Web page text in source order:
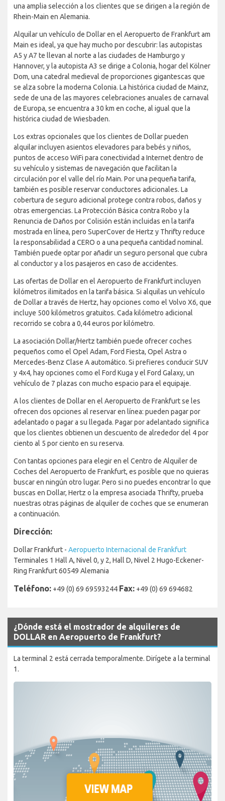
una amplia selección a los clientes que se dirigen a la región de
Rhein-Main en Alemania.
Alquilar un vehículo de Dollar en el Aeropuerto de Frankfurt am
Main es ideal, ya que hay mucho por descubrir: las autopistas
A5 y A7 te llevan al norte a las ciudades de Hamburgo y
Hannover, y la autopista A3 se dirige a Colonia, hogar del Kölner
Dom, una catedral medieval de proporciones gigantescas que
se alza sobre la moderna Colonia. La histórica ciudad de Mainz,
sede de una de las mayores celebraciones anuales de carnaval
de Europa, se encuentra a 30 km en coche, al igual que la
histórica ciudad de Wiesbaden.
Los extras opcionales que los clientes de Dollar pueden
alquilar incluyen asientos elevadores para bebés y niños,
puntos de acceso WiFi para conectividad a Internet dentro de
su vehículo y sistemas de navegación que facilitan la
circulación por el valle del río Main. Por una pequeña tarifa,
también es posible reservar conductores adicionales. La
cobertura de seguro adicional protege contra robos, daños y
otras emergencias. La Protección Básica contra Robo y la
Renuncia de Daños por Colisión están incluidas en la tarifa
mostrada en línea, pero SuperCover de Hertz y Thrifty reduce
la responsabilidad a CERO o a una pequeña cantidad nominal.
También puede optar por añadir un seguro personal que cubra
al conductor y a los pasajeros en caso de accidentes.
Las ofertas de Dollar en el Aeropuerto de Frankfurt incluyen
kilómetros ilimitados en la tarifa básica. Si alquilas un vehículo
de Dollar a través de Hertz, hay opciones como el Volvo X6, que
incluye 500 kilómetros gratuitos. Cada kilómetro adicional
recorrido se cobra a 0,44 euros por kilómetro.
La asociación Dollar/Hertz también puede ofrecer coches
pequeños como el Opel Adam, Ford Fiesta, Opel Astra o
Mercedes-Benz Clase A automático. Si prefieres conducir SUV
y 4x4, hay opciones como el Ford Kuga y el Ford Galaxy, un
vehículo de 7 plazas con mucho espacio para el equipaje.
A los clientes de Dollar en el Aeropuerto de Frankfurt se les
ofrecen dos opciones al reservar en línea: pueden pagar por
adelantado o pagar a su llegada. Pagar por adelantado significa
que los clientes obtienen un descuento de alrededor del 4 por
ciento al 5 por ciento en su reserva.
Con tantas opciones para elegir en el Centro de Alquiler de
Coches del Aeropuerto de Frankfurt, es posible que no quieras
buscar en ningún otro lugar. Pero si no puedes encontrar lo que
buscas en Dollar, Hertz o la empresa asociada Thrifty, prueba
nuestras otras páginas de alquiler de coches que se enumeran
a continuación.
Dirección:
Dollar Frankfurt - Aeropuerto Internacional de Frankfurt
Terminales 1 Hall A, Nivel 0, y 2, Hall D, Nivel 2 Hugo-Eckener-
Ring Frankfurt 60549 Alemania
Teléfono: +49 (0) 69 69593244 Fax: +49 (0) 69 694682
¿Dónde está el mostrador de alquileres de
DOLLAR en Aeropuerto de Frankfurt?
La terminal 2 está cerrada temporalmente. Dirígete a la terminal
1.